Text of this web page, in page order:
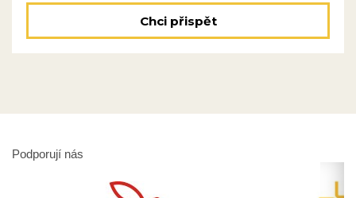
Chci přispět
Podporují nás